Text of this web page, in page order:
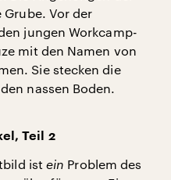
Vor der
jungen Workcamp-
mit den Namen von
Sie stecken die
nassen Boden.
Teil 2
istein Problem des